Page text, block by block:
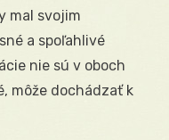
mal svojim
a spoľahlivé
nie sú v oboch
môže dochádzať k